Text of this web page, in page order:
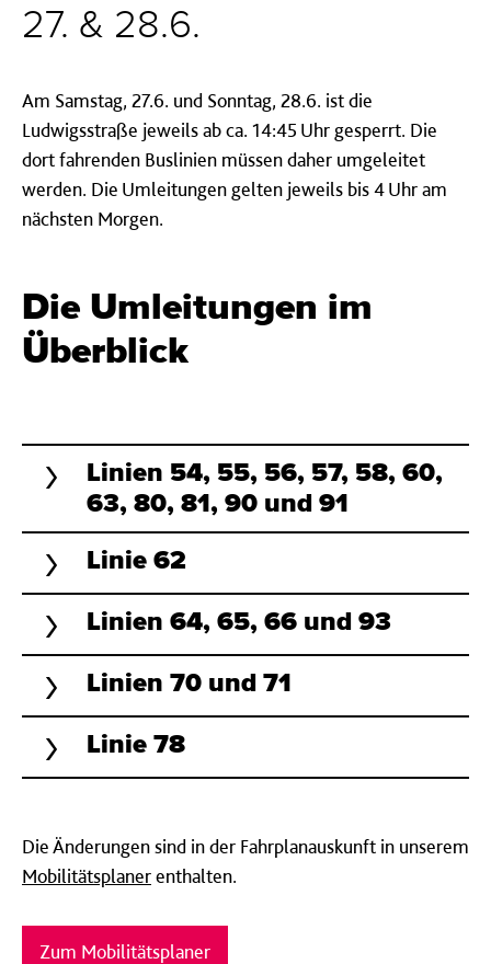
27. & 28.6.
Am Samstag, 27.6. und Sonntag, 28.6. ist die
Ludwigsstraße jeweils ab ca. 14:45 Uhr gesperrt. Die
dort fahrenden Buslinien müssen daher umgeleitet
werden. Die Umleitungen gelten jeweils bis 4 Uhr am
nächsten Morgen.
Die Umleitungen im
Überblick
Linien 54, 55, 56, 57, 58, 60,
63, 80, 81, 90 und 91
Linie 62
Linien 64, 65, 66 und 93
Linien 70 und 71
Linie 78
Die Änderungen sind in der Fahrplanauskunft in unserem
Mobilitätsplanerenthalten.
Zum Mobilitätsplaner